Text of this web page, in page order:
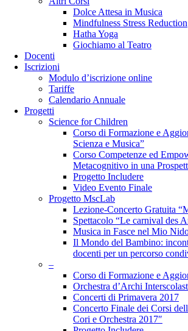
Dolce Attesa in Musica
Mindfulness Stress Reduction
Hatha Yoga
Giochiamo al Teatro
Docenti
Iscrizioni
Modulo d’iscrizione online
Tariffe
Calendario Annuale
Progetti
Science for Children
Corso di Formazione e
Scienza e Musica”
Corso Competenze ed
Metacognitivo in una
Progetto Includere
Video Evento Finale
Progetto MscLab
Lezione-Concerto Gratuita
Spettacolo “Le carnival des
Musica in Fasce nel Mio
Il Mondo del Bambino:
docenti per un percorso
–
Corso di Formazione e
Orchestra d’Archi
Concerti di Primavera 2017
Concerto Finale dei Corsi
Cori e Orchestra 2017″